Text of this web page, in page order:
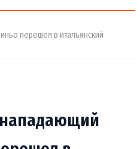
перешел в итальянский